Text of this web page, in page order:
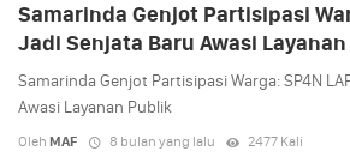
Samarinda Genjot Partisipasi
Jadi Senjata Baru Awasi
Samarinda Genjot Partisipasi Warga: SP4N
Awasi Layanan Publik
Oleh MAF 8 bulan yang lalu 2477 Kali